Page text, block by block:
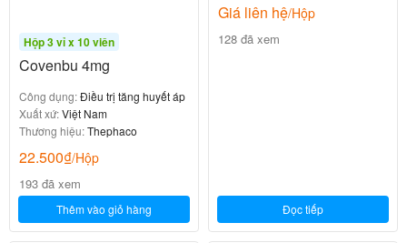
Hộp 3 vỉ x 10 viên
Covenbu 4mg
Công dụng:Điều trị tăng huyết áp
Xuất xứ:Việt Nam
Thương hiệu:Thephaco
22.500₫/Hộp
193 đã xem
Thêm vào giỏ hàng
Giá liên hệ/Hộp
128 đã xem
Đọc tiếp